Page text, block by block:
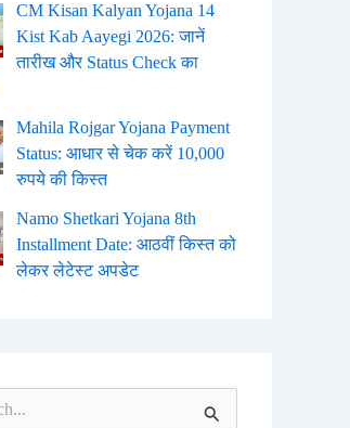
CM Kisan Kalyan Yojana 14
Kist Kab Aayegi 2026: जानें
तारीख और Status Check का
Mahila Rojgar Yojana Payment
Status: आधार से चेक करें 10,000
रुपये की किस्त
Namo Shetkari Yojana 8th
Installment Date: आठवीं किस्त को
लेकर लेटेस्ट अपडेट